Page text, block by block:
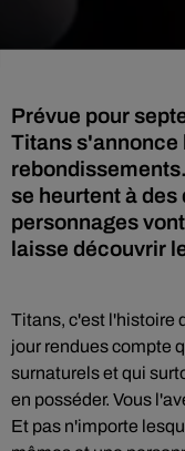
Prévue pour
Titans s'annonce
se heurtent à
personnages
laisse découvrir
Titans, c'est l'histoire
jour rendues compte
surnaturels et qui
en posséder. Vous
Et pas n'importe